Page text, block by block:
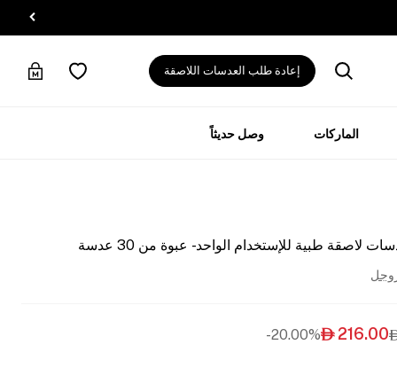
إعادة طلب العدسات اللاصقة
الماركات وصل حديثاً
طبية للإستخدام الواحد - عبوة من 30 عدسة
216.00

20.00%-